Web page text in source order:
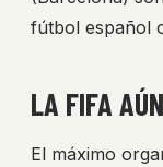
fútbol español
LA FIFA
El máximo